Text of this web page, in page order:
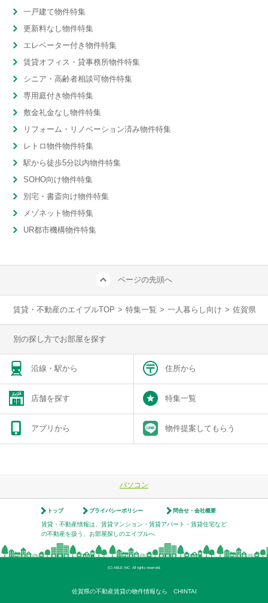
一戸建て物件特集
更新料なし物件特集
エレベーター付き物件特集
賃貸オフィス・貸事務所物件特集
シニア・高齢者相談可物件特集
専用庭付き物件特集
敷金礼金なし物件特集
リフォーム・リノベーション済み物件特集
レトロ物件物件特集
駅から徒歩5分以内物件特集
SOHO向け物件特集
別宅・書斎向け物件特集
メゾネット物件特集
UR都市機構物件特集
ページの先頭へ
賃貸・不動産のエイブルTOP > 特集一覧 > 一人暮らし向け > 佐賀県
別の探し方でお部屋を探す
沿線・駅から 住所から
店舗を探す 特集一覧
アプリから 物件提案してもらう
パソコン
トップ プライバシーポリシー 問合せ・会社概要
賃貸・不動産情報は、賃貸マンション・賃貸アパート・賃貸住宅など
の不動産を扱う、お部屋探しのエイブルへ
(C) ABLE INC. All rights reserved.
佐賀県の不動産賃貸の物件情報なら CHINTAI